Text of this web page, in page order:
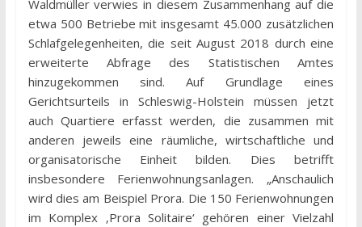
Waldmüller verwies in diesem Zusammenhang auf die
etwa 500 Betriebe mit insgesamt 45.000 zusätzlichen
Schlafgelegenheiten, die seit August 2018 durch eine
erweiterte Abfrage des Statistischen Amtes
hinzugekommen sind. Auf Grundlage eines
Gerichtsurteils in Schleswig-Holstein müssen jetzt
auch Quartiere erfasst werden, die zusammen mit
anderen jeweils eine räumliche, wirtschaftliche und
organisatorische Einheit bilden. Dies betrifft
insbesondere Ferienwohnungsanlagen. „Anschaulich
wird dies am Beispiel Prora. Die 150 Ferienwohnungen
im Komplex ‚Prora Solitaire‘ gehören einer Vielzahl